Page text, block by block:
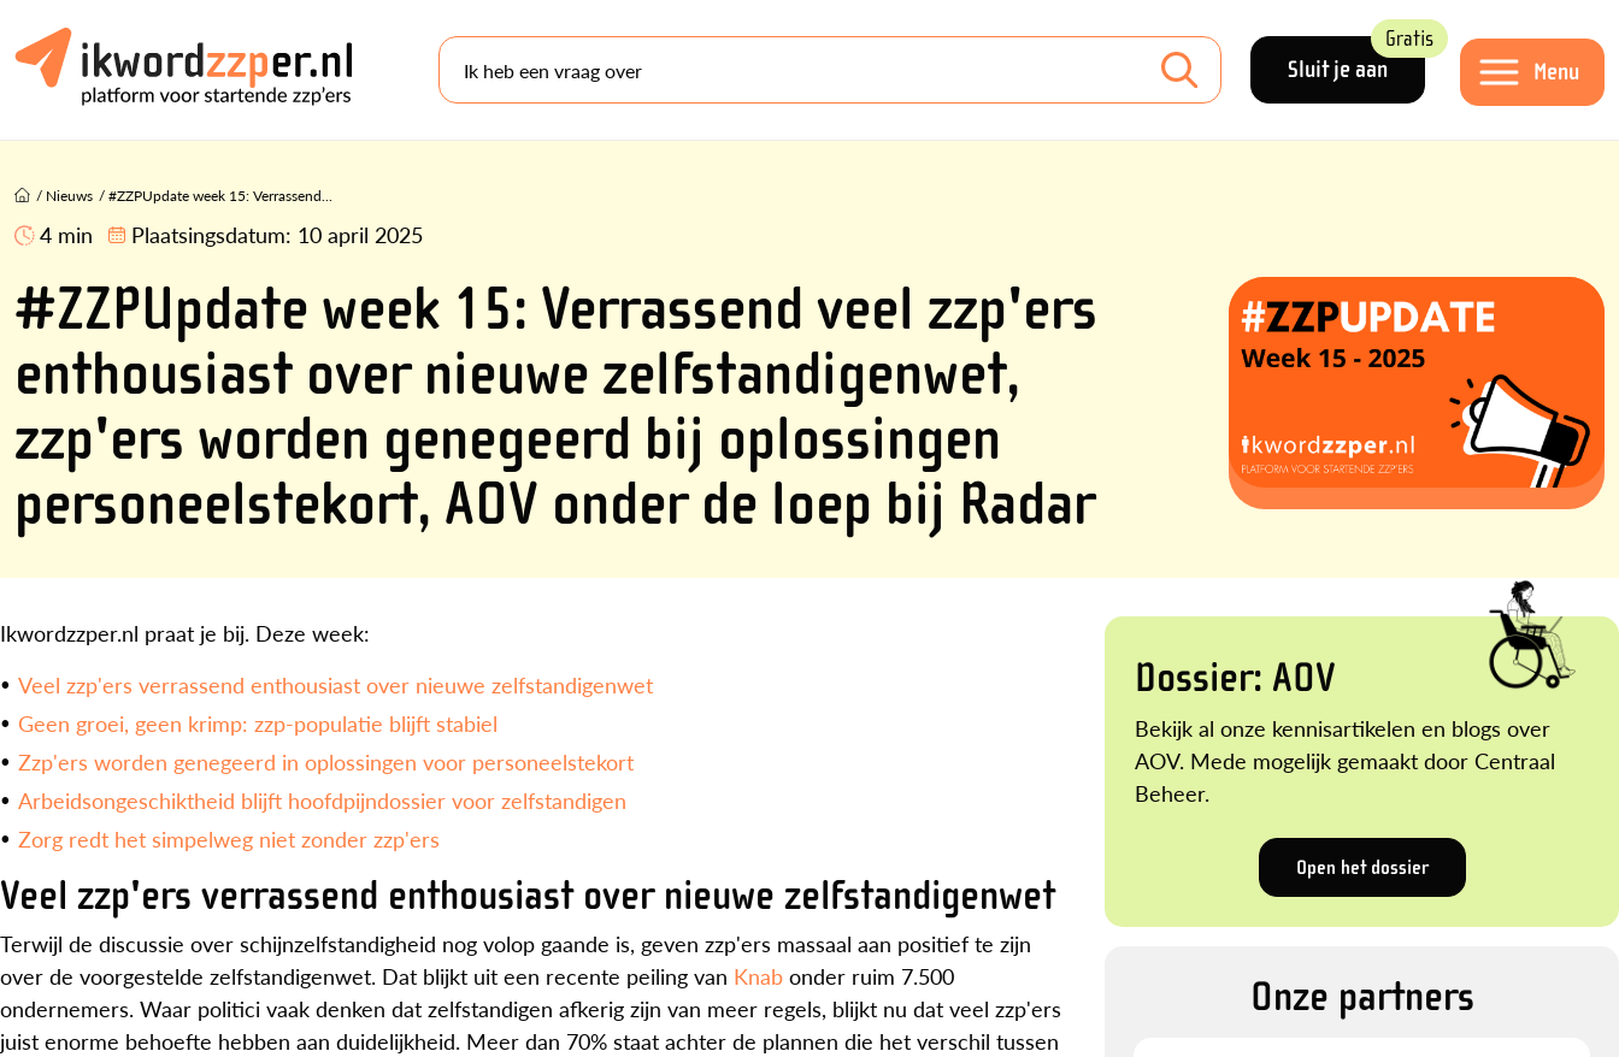
Sluit je aan
Gratis
Menu
Ik heb een vraag over
/ Nieuws /#ZZPUpdate week 15: Verrassend...
4 min Plaatsingsdatum: 10 april 2025
#ZZPUpdate week 15: Verrassend veel zzp'ers
enthousiast over nieuwe zelfstandigenwet,
zzp'ers worden genegeerd bij oplossingen
personeelstekort, AOV onder de loep bij Radar
Ikwordzzper.nl praat je bij. Deze week:
Veel zzp'ers verrassend enthousiast over nieuwe zelfstandigenwet
Geen groei, geen krimp: zzp-populatie blijft stabiel
Zzp'ers worden genegeerd in oplossingen voor personeelstekort
Arbeidsongeschiktheid blijft hoofdpijndossier voor zelfstandigen
Zorg redt het simpelweg niet zonder zzp'ers
Veel zzp'ers verrassend enthousiast over nieuwe zelfstandigenwet
Terwijl de discussie over schijnzelfstandigheid nog volop gaande is, geven zzp'ers massaal aan positief te zijn
over de voorgestelde zelfstandigenwet. Dat blijkt uit een recente peiling van Knab onder ruim 7.500
ondernemers. Waar politici vaak denken dat zelfstandigen afkerig zijn van meer regels, blijkt nu dat veel zzp'ers
juist enorme behoefte hebben aan duidelijkheid. Meer dan 70% staat achter de plannen die het verschil tussen
Dossier: AOV
Bekijk al onze kennisartikelen en blogs over
AOV. Mede mogelijk gemaakt door Centraal
Beheer.
Open het dossier
Onze partners